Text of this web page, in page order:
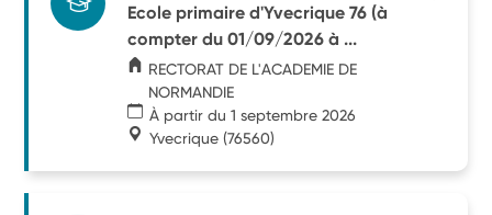
Ecole primaire d'Yvecrique 76 (à
compter du 01/09/2026 à ...
RECTORAT DE L'ACADEMIE DE
NORMANDIE
À partir du 1 septembre 2026
Yvecrique (76560)